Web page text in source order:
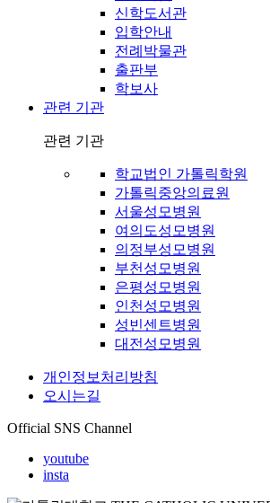
신학도서관
입학안내
전례박물관
출판부
학보사
관련 기관
관련 기관
학교법인 가톨릭학원
가톨릭중앙의료원
서울성모병원
여의도성모병원
의정부성모병원
부천성모병원
은평성모병원
인천성모병원
성빈센트병원
대전성모병원
개인정보처리방침
오시는길
Official SNS Channel
youtube
insta